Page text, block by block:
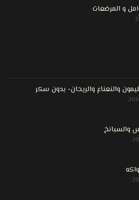
و المرضعات
والنعناع والريحان- بدون سكر
والسبانخ